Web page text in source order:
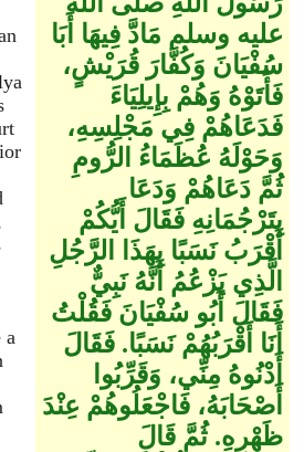
a
عليه وسلم مَادَّ فِيهَا أَبَا
سُفْيَانَ وَكُفَّارَ قُرَيْشٍ،
فَأَتَوْهُ وَهُمْ بِإِيلِيَاءَ
فَدَعَاهُمْ فِي مَجْلِسِهِ،
وَحَوْلَهُ عُظَمَاءُ الرُّومِ
ثُمَّ دَعَاهُمْ وَدَعَا
بِتَرْجُمَانِهِ فَقَالَ أَيُّكُمْ
أَقْرَبُ نَسَبًا بِهَذَا الرَّجُلِ
الَّذِي يَزْعُمُ أَنَّهُ نَبِيٌّ
فَقَالَ أَبُو سُفْيَانَ فَقُلْتُ
أَنَا أَقْرَبُهُمْ نَسَبًا‏.‏ فَقَالَ
أَدْنُوهُ مِنِّي، وَقَرِّبُوا
أَصْحَابَهُ، فَاجْعَلُوهُمْ عِنْدَ
ظَهْرِهِ‏.‏ ثُمَّ قَالَ